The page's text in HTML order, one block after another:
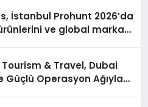
İstanbul Prohunt 2026’da
ve global marka
& Travel, Dubai
Güçlü Operasyon Ağıyla